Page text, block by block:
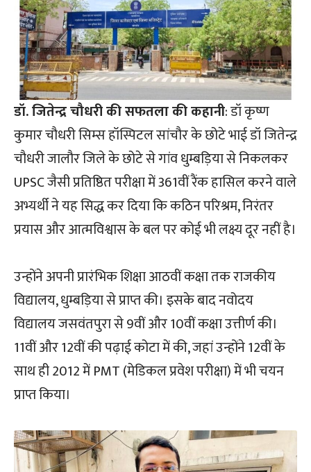
डॉ. जितेन्द्र चौधरी की सफतला की कहानी: डॉ कृष्ण
कुमार चौधरी सिम्स हॉस्पिटल सांचौर के छोटे भाई डॉ जितेन्द्र
चौधरी जालौर जिले के छोटे से गांव धुम्बड़िया से निकलकर
UPSC जैसी प्रतिष्ठित परीक्षा में 361वीं रैंक हासिल करने वाले
अभ्यर्थी ने यह सिद्ध कर दिया कि कठिन परिश्रम, निरंतर
प्रयास और आत्मविश्वास के बल पर कोई भी लक्ष्य दूर नहीं है।
उन्होंने अपनी प्रारंभिक शिक्षा आठवीं कक्षा तक राजकीय
विद्यालय, धुम्बड़िया से प्राप्त की। इसके बाद नवोदय
विद्यालय जसवंतपुरा से 9वीं और 10वीं कक्षा उत्तीर्ण की।
11वीं और 12वीं की पढ़ाई कोटा में की, जहां उन्होंने 12वीं के
साथ ही 2012 में PMT (मेडिकल प्रवेश परीक्षा) में भी चयन
प्राप्त किया।